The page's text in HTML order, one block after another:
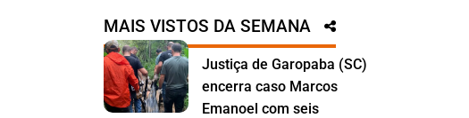
MAIS VISTOS DA SEMANA
Justiça de Garopaba (SC)
encerra caso Marcos
Emanoel com seis